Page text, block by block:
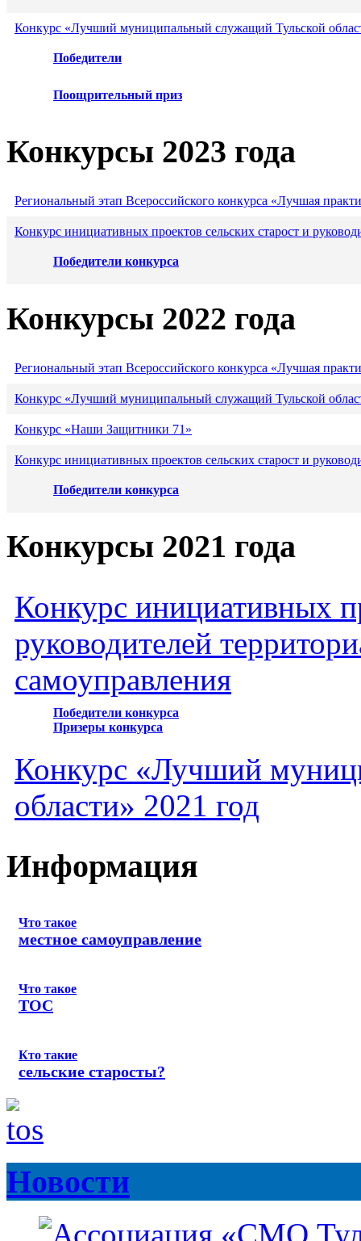
Конкурс «Лучший муниципальный служащий Тульской
Победители
Поощрительный приз
Конкурсы 2023 года
Региональный этап Всероссийского конкурса «Лучшая
Конкурс инициативных проектов сельских старост и
Победители конкурса
Конкурсы 2022 года
Региональный этап Всероссийского конкурса «Лучшая
Конкурс «Лучший муниципальный служащий Тульской
Конкурс «Наши Защитники 71»
Конкурс инициативных проектов сельских старост и
Победители конкурса
Конкурсы 2021 года
Конкурс инициативных
руководителей
самоуправления
Победители конкурса
Призеры конкурса
Конкурс «Лучший
области» 2021 год
Информация
Что такое
местное самоуправление
Что такое
ТОС
Кто такие
сельские старосты?
Новости